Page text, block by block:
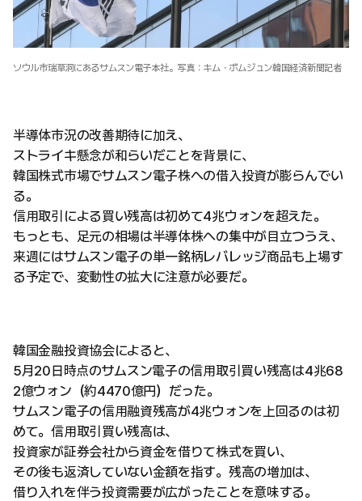
ソウル市瑞草洞にあるサムスン電子本社。写真：キム・ボムジュン韓国経済新聞記者
半導体市況の改善期待に加え、
ストライキ懸念が和らいだことを背景に、
韓国株式市場でサムスン電子株への借入投資が膨らんでい
る。
信用取引による買い残高は初めて4兆ウォンを超えた。
もっとも、足元の相場は半導体株への集中が目立つうえ、
来週にはサムスン電子の単一銘柄レバレッジ商品も上場す
る予定で、変動性の拡大に注意が必要だ。
韓国金融投資協会によると、
5月20日時点のサムスン電子の信用取引買い残高は4兆68
2億ウォン（約4470億円）だった。
サムスン電子の信用融資残高が4兆ウォンを上回るのは初
めて。信用取引買い残高は、
投資家が証券会社から資金を借りて株式を買い、
その後も返済していない金額を指す。残高の増加は、
借り入れを伴う投資需要が広がったことを意味する。